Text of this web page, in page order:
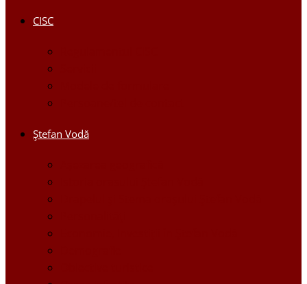
CISC
Ştefan Vodă